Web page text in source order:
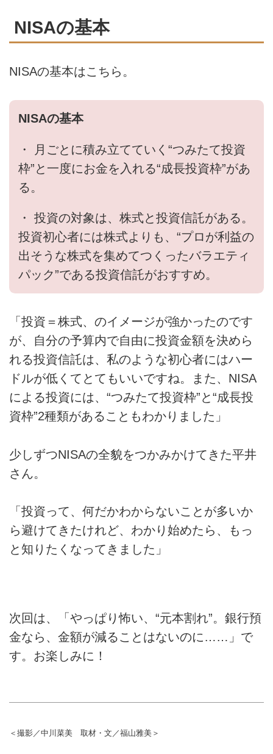
NISAの基本
NISAの基本はこちら。
NISAの基本
・ 月ごとに積み立てていく“つみたて投資
枠”と一度にお金を入れる“成長投資枠”があ
る。
・ 投資の対象は、株式と投資信託がある。
投資初心者には株式よりも、“プロが利益の
出そうな株式を集めてつくったバラエティ
パック”である投資信託がおすすめ。
「投資＝株式、のイメージが強かったのです
が、自分の予算内で自由に投資金額を決めら
れる投資信託は、私のような初心者にはハー
ドルが低くてとてもいいですね。また、NISA
による投資には、“つみたて投資枠”と“成長投
資枠”2種類があることもわかりました」
少しずつNISAの全貌をつかみかけてきた平井
さん。
「投資って、何だかわからないことが多いか
ら避けてきたけれど、わかり始めたら、もっ
と知りたくなってきました」
次回は、「やっぱり怖い、“元本割れ”。銀行預
金なら、金額が減ることはないのに……」で
す。お楽しみに！
＜撮影／中川菜美 取材・文／福山雅美＞